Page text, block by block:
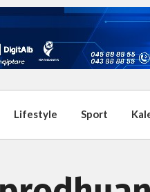
Lifestyle Sport